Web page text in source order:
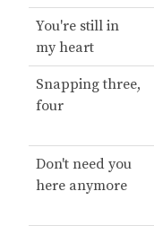
You're still in
my heart
Snapping three,
four
Don't need you
here anymore